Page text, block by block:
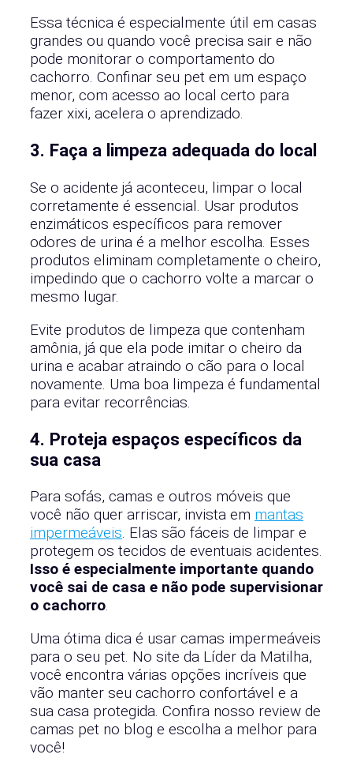
Essa técnica é especialmente útil em casas
grandes ou quando você precisa sair e não
pode monitorar o comportamento do
cachorro. Confinar seu pet em um espaço
menor, com acesso ao local certo para
fazer xixi, acelera o aprendizado.
3. Faça a limpeza adequada do local
Se o acidente já aconteceu, limpar o local
corretamente é essencial. Usar produtos
enzimáticos específicos para remover
odores de urina é a melhor escolha. Esses
produtos eliminam completamente o cheiro,
impedindo que o cachorro volte a marcar o
mesmo lugar.
Evite produtos de limpeza que contenham
amônia, já que ela pode imitar o cheiro da
urina e acabar atraindo o cão para o local
novamente. Uma boa limpeza é fundamental
para evitar recorrências.
4. Proteja espaços específicos da
sua casa
Para sofás, camas e outros móveis que
você não quer arriscar, invista em mantas
impermeáveis. Elas são fáceis de limpar e
protegem os tecidos de eventuais acidentes.
Isso é especialmente importante quando
você sai de casa e não pode supervisionar
o cachorro.
Uma ótima dica é usar camas impermeáveis
para o seu pet. No site da Líder da Matilha,
você encontra várias opções incríveis que
vão manter seu cachorro confortável e a
sua casa protegida. Confira nosso review de
camas pet no blog e escolha a melhor para
você!